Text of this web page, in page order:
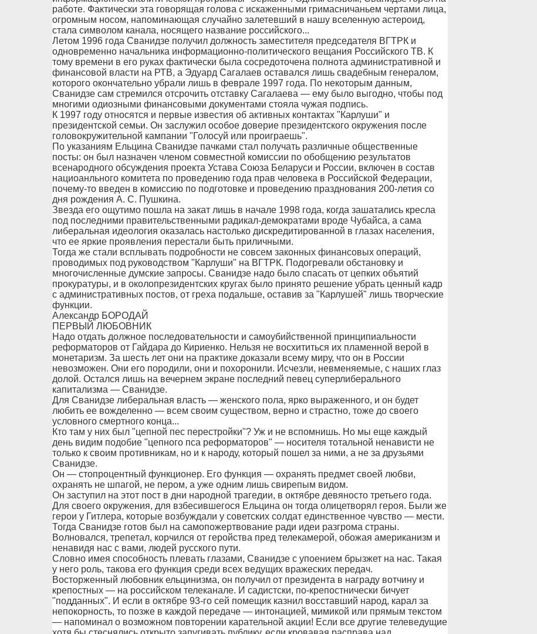
работе. Фактически эта говорящая голова с искаженными гримасничаньем чертами лица,
огромным носом, напоминающая случайно залетевший в нашу вселенную астероид,
стала символом канала, носящего название российского...
Летом 1996 года Сванидзе получил должность заместителя председателя ВГТРК и
одновременно начальника информационно-политического вещания Российского ТВ. К
тому времени в его руках фактически была сосредоточена полнота административной и
финансовой власти на РТВ, а Эдуард Сагалаев оставался лишь свадебным генералом,
которого окончательно убрали лишь в феврале 1997 года. По некоторым данным,
Сванидзе сам стремился отсрочить отставку Сагалаева — ему было выгодно, чтобы под
многими одиозными финансовыми документами стояла чужая подпись.
К 1997 году относятся и первые известия об активных контактах "Карлуши" и
президентской семьи. Он заслужил особое доверие президентского окружения после
головокружительной кампании "Голосуй или проиграешь".
По указаниям Ельцина Сванидзе пачками стал получать различные общественные
посты: он был назначен членом совместной комиссии по обобщению результатов
всенародного обсуждения проекта Устава Союза Беларуси и России, включен в состав
нациоанльного комитета по проведению года прав человека в Российской Федерации,
почему-то введен в комиссию по подготовке и проведению празднования 200-летия со
дня рождения А. С. Пушкина.
Звезда его ощутимо пошла на закат лишь в начале 1998 года, когда зашатались кресла
под последними правительственными радикал-демократами вроде Чубайса, а сама
либеральная идеология оказалась настолько дискредитированной в глазах населения,
что ее яркие проявления перестали быть приличными.
Тогда же стали всплывать подробности не совсем законных финансовых операций,
проводимых под руководством "Карлуши" на ВГТРК. Подогревали обстановку и
многочисленные думские запросы. Сванидзе надо было спасать от цепких объятий
прокуратуры, и в околопрезидентских кругах было принято решение убрать ценный кадр
с административных постов, от греха подальше, оставив за "Карлушей" лишь творческие
функции.
Александр БОРОДАЙ
ПЕРВЫЙ ЛЮБОВНИК
Надо отдать должное последовательности и самоубийственной принципиальности
реформаторов от Гайдара до Кириенко. Нельзя не восхититься их пламенной верой в
монетаризм. За шесть лет они на практике доказали всему миру, что он в России
невозможен. Они его породили, они и похоронили. Исчезли, невменяемые, с наших глаз
долой. Остался лишь на вечернем экране последний певец суперлиберального
капитализма — Сванидзе.
Для Сванидзе либеральная власть — женского пола, ярко выраженного, и он будет
любить ее вожделенно — всем своим существом, верно и страстно, тоже до своего
условного смертного конца...
Кто там у них был "цепной пес перестройки"? Уж и не вспомнишь. Но мы еще каждый
день видим подобие "цепного пса реформаторов" — носителя тотальной ненависти не
только к своим противникам, но и к народу, который пошел за ними, а не за друзьями
Сванидзе.
Он — стопроцентный функционер. Его функция — охранять предмет своей любви,
охранять не шпагой, не пером, а уже одним лишь свирепым видом.
Он заступил на этот пост в дни народной трагедии, в октябре девяносто третьего года.
Для своего окружения, для взбесившегося Ельцина он тогда олицетворял героя. Были же
герои у Гитлера, которые возбуждали у советских солдат единственное чувство — мести.
Тогда Сванидзе готов был на самопожертвование ради идеи разгрома страны.
Волновался, трепетал, корчился от геройства пред телекамерой, обожая американизм и
ненавидя нас с вами, людей русского пути.
Словно имея способность плевать глазами, Сванидзе с упоением брызжет на нас. Такая
у него роль, такова его функция среди всех ведущих вражеских передач.
Восторженный любовник ельцинизма, он получил от президента в награду вотчину и
крепостных — на российском телеканале. И садистски, по-крепостнически бичует
"подданных". И если в октябре 93-го сей помещик казнил восставший народ, карал за
непокорность, то позже в каждой передаче — интонацией, мимикой или прямым текстом
— напоминал о возможном повторении карательной акции! Если все другие телеведущие